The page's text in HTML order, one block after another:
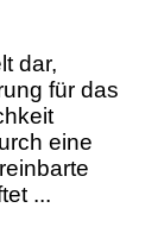
dar,
für das
eine
...